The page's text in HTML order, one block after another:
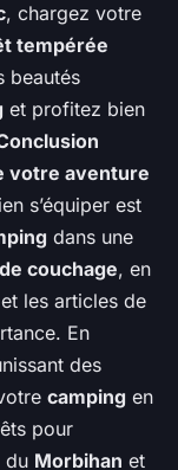
, chargez votre
tempérée
beautés
et profitez bien
votre aventure
s’équiper est
dans une
couchage, en
les articles de
En
des
camping en
pour
du Morbihan et